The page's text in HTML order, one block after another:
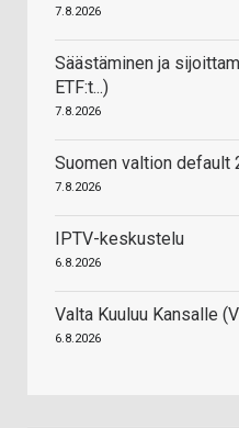
7.8.2026
Säästäminen ja
ETF:t...)
7.8.2026
Suomen valtion default
7.8.2026
IPTV-keskustelu
6.8.2026
Valta Kuuluu Kansalle
6.8.2026